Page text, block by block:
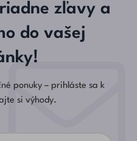
zľavy a
do vašej
ponuky – prihláste sa k
si výhody.